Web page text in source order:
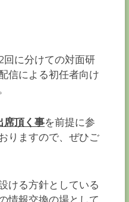
に分けての対面研
信による初任者向け
席頂く事を前提に参
りますので、ぜひご
ける方針としている